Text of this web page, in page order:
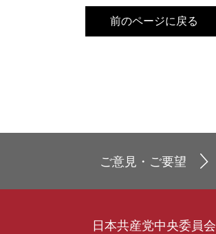
前のページに戻る
ご意見・ご要望
日本共産党中央委員会